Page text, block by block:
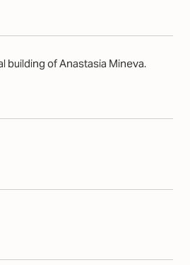
building of Anastasia Mineva.